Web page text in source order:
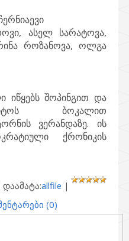
ასელ სარატოვა,
როზანოვა, ოლგა
იწყებს შოპინგით და
ბოკალით
ვერანდაზე. ის
ქრონიკის
allfile |
(0)